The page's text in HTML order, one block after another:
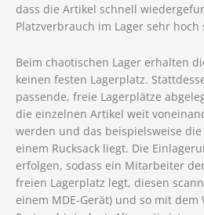
dass die Artikel schnell
Platzverbrauch im Lager sehr hoch
Beim chaotischen Lager erhalten
keinen festen Lagerplatz.
passende, freie Lagerplätze
die einzelnen Artikel weit
werden und das beispielsweise
einem Rucksack liegt. Die
erfolgen, sodass ein Mitarbeiter
freien Lagerplatz legt, diesen
einem MDE-Gerät) und so mit dem